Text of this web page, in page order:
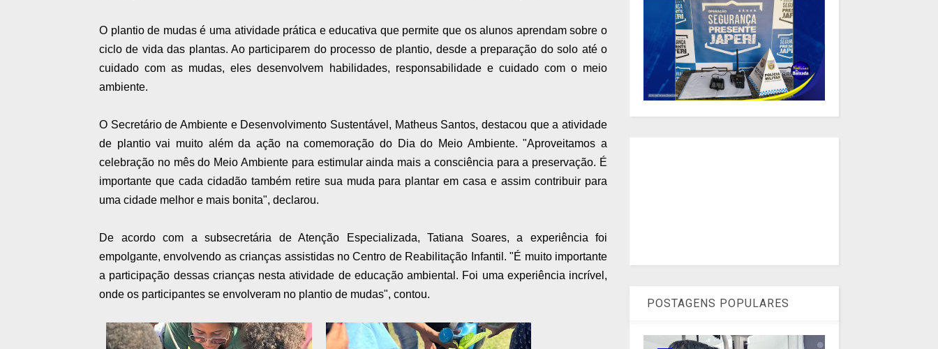
O plantio de mudas é uma atividade prática e educativa que permite que os alunos aprendam sobre o
ciclo de vida das plantas. Ao participarem do processo de plantio, desde a preparação do solo até o
cuidado com as mudas, eles desenvolvem habilidades, responsabilidade e cuidado com o meio
ambiente.
O Secretário de Ambiente e Desenvolvimento Sustentável, Matheus Santos, destacou que a atividade
de plantio vai muito além da ação na comemoração do Dia do Meio Ambiente. "Aproveitamos a
celebração no mês do Meio Ambiente para estimular ainda mais a consciência para a preservação. É
importante que cada cidadão também retire sua muda para plantar em casa e assim contribuir para
uma cidade melhor e mais bonita", declarou.
De acordo com a subsecretária de Atenção Especializada, Tatiana Soares, a experiência foi
empolgante, envolvendo as crianças assistidas no Centro de Reabilitação Infantil. "É muito importante
a participação dessas crianças nesta atividade de educação ambiental. Foi uma experiência incrível,
onde os participantes se envolveram no plantio de mudas", contou.
POSTAGENS POPULARES